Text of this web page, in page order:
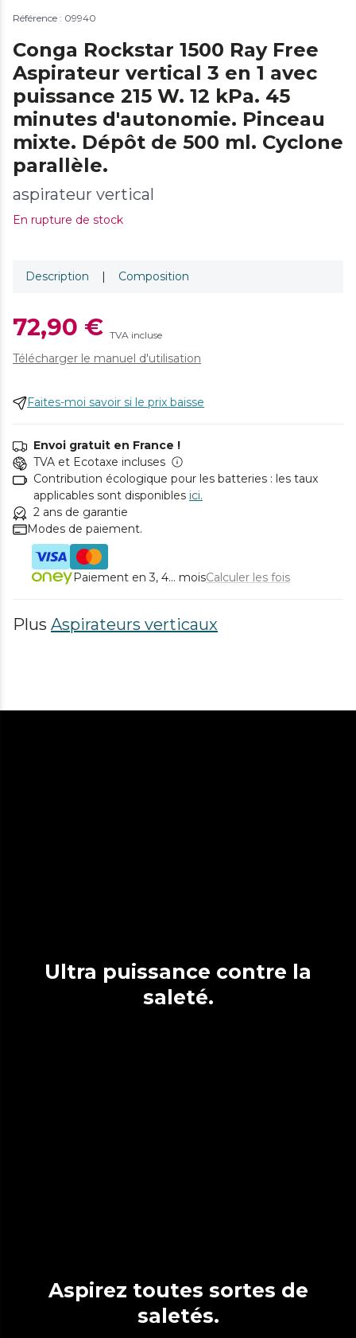
Référence : 09940
Conga Rockstar 1500 Ray Free
Aspirateur vertical 3 en 1 avec
puissance 215 W. 12 kPa. 45
minutes d'autonomie. Pinceau
mixte. Dépôt de 500 ml. Cyclone
parallèle.
aspirateur vertical
En rupture de stock
Description | Composition
72,90 € TVA incluse
Télécharger le manuel d'utilisation
Faites-moi savoir si le prix baisse
Envoi gratuit en France !
TVA et Ecotaxe incluses
Contribution écologique pour les batteries : les taux
applicables sont disponibles ici.
2 ans de garantie
Modes de paiement.
Paiement en 3, 4... moisCalculer les fois
Plus Aspirateurs verticaux
Ultra puissance contre la
saleté.
Aspirez toutes sortes de
saletés.